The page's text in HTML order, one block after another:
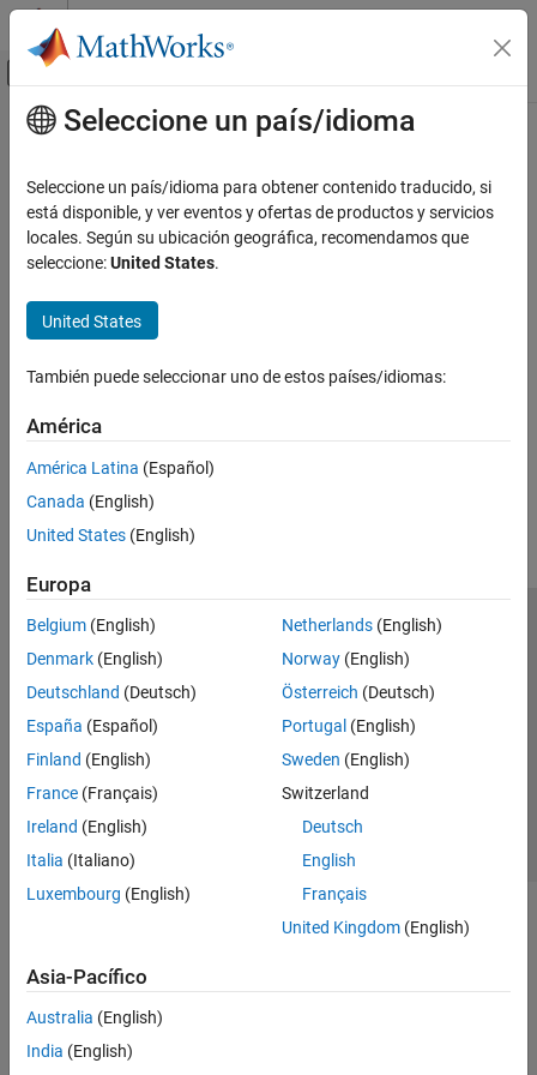
Saltar al contenido
Mostrar/ocultar menú de navegación
Inicio de Documentación
Contenido principal
¿Qué tan útil fue esta traducción?
Seleccione un país/idioma
Seleccione un país/idioma para obtener contenido traducido, si
está disponible, y ver eventos y ofertas de productos y servicios
locales. Según su ubicación geográfica, recomendamos que
seleccione:United States.
United States
También puede seleccionar uno de estos países/idiomas:
América
América Latina (Español)
Canada (English)
United States (English)
Europa
Belgium (English)
Denmark (English)
Deutschland (Deutsch)
España (Español)
Finland (English)
France (Français)
Ireland (English)
Italia (Italiano)
Luxembourg (English)
Netherlands(English)
Norway(English)
Österreich (Deutsch)
Portugal (English)
Sweden (English)
Switzerland
Deutsch
English
Français
United Kingdom(English)
Asia-Pacífico
Australia (English)
India (English)
Centro de confianza
Marcas comerciales
Política de privacidad
Antipiratería
Estado de las aplicaciones
Información de contacto
© 1994-2026 The MathWorks, Inc.